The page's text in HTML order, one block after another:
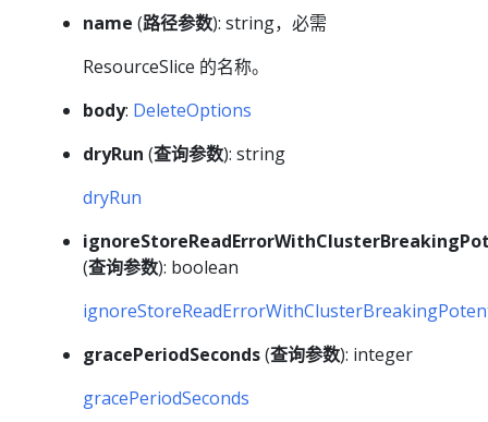
name (路径参数): string，必需
ResourceSlice 的名称。
body: DeleteOptions
dryRun (查询参数): string
dryRun
(查询参数): boolean
gracePeriodSeconds(查询参数): integer
gracePeriodSeconds